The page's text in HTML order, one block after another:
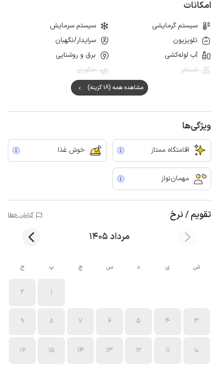
امکانات
سیستم گرمایشی
سیستم سرمایش
تلویزیون
سرایدار/نگهبان
آب لوله‌کشی
برق و روشنایی
استخر
جکوزی
مشاهده همه (18 گزینه)
ویژگی‌ها
اقامتگاه ممتاز خوش غذا
مهمان‌نواز
تقویم / نرخ گزارش خطا
مرداد 1405
ش ی د س چ پ ج
1
2
3
4
5
6
7
8
9
10
11
12
13
14
15
16